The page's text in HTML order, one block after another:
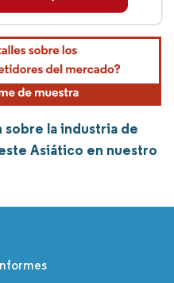
la industria de
Asiático en nuestro
Informes